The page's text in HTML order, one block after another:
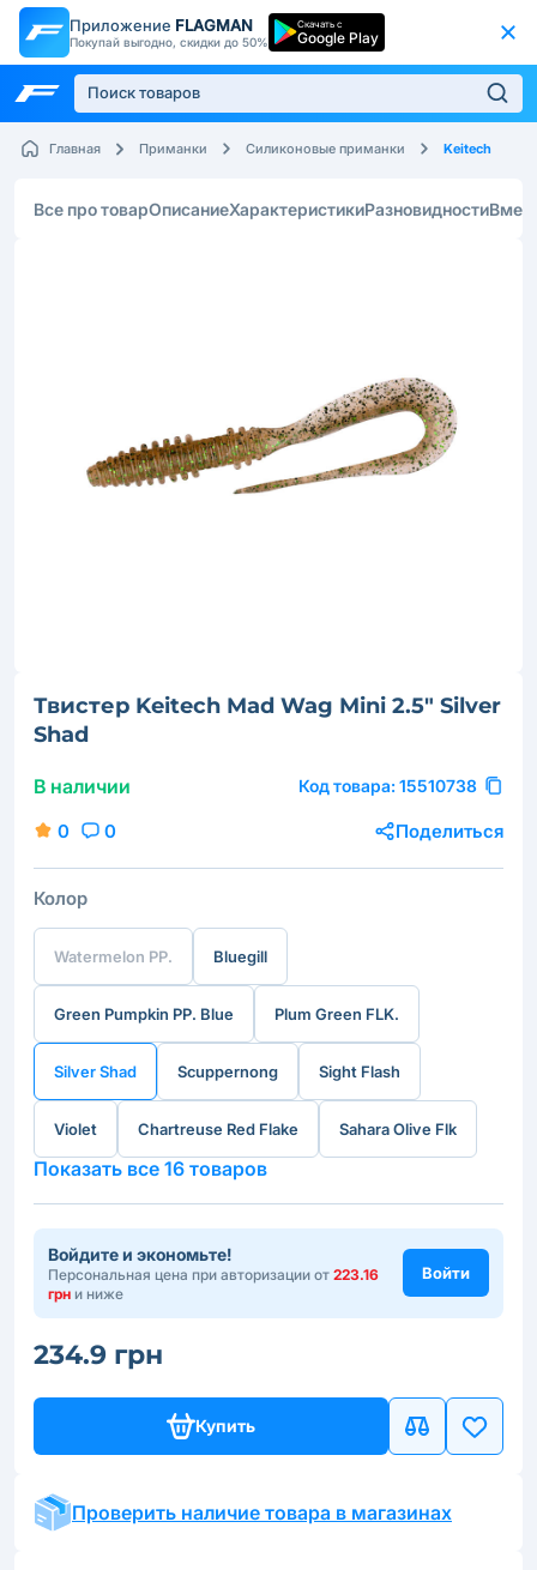
Приложение FLAGMAN
Покупай выгодно, скидки до 50%
Скачать с
Google Play
Главная Приманки Силиконовые приманки Keitech
Все про товарОписаниеХарактеристикиРазновидности
Твистер Keitech Mad Wag Mini 2.5" Silver
Shad
В наличии Код товара: 15510738
0 0 Поделиться
Колор
Watermelon PP. Bluegill
Green Pumpkin PP. Blue Plum Green FLK.
Silver Shad Scuppernong Sight Flash
Violet Chartreuse Red Flake Sahara Olive Flk
Показать все 16 товаров
Войдите и экономьте!
Персональная цена при авторизации от 223.16
грн и ниже
Войти
234.9 грн
Купить
Проверить наличие товара в магазинах